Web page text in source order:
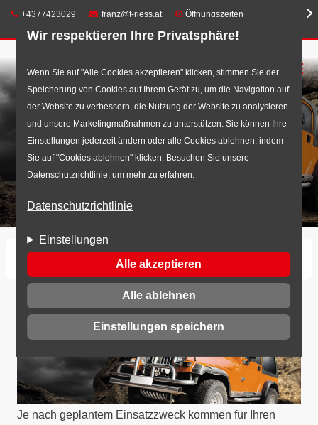
Wir respektieren Ihre Privatsphäre!
Wenn Sie auf "Alle Cookies akzeptieren" klicken, stimmen Sie der
Speicherung von Cookies auf Ihrem Gerät zu, um die Navigation auf
der Website zu verbessern, die Nutzung der Website zu analysieren
und unsere Marketingmaßnahmen zu unterstützen. Sie können Ihre
Einstellungen jederzeit ändern oder alle Cookies ablehnen, indem
Sie auf "Cookies ablehnen" klicken. Besuchen Sie unsere
Datenschutzrichtlinie, um mehr zu erfahren.
Datenschutzrichtlinie
Einstellungen
Alle akzeptieren
Alle ablehnen
Einstellungen speichern
Direkt
zum
Telefon:
+4377423029 E-Mail:franz@f-riess.at Öffnungszeiten
☰
Startseite Offroad
Offroad
Je nach geplantem Einsatzzweck kommen für Ihren